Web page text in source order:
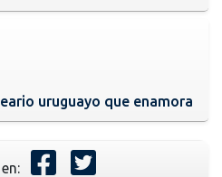
uruguayo que enamora